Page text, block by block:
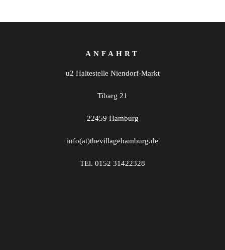
ANFAHRT
u2 Haltestelle Niendorf-Markt
Tibarg 21
22459 Hamburg
info(at)thevillagehamburg.de
TEl. 0152 31422328